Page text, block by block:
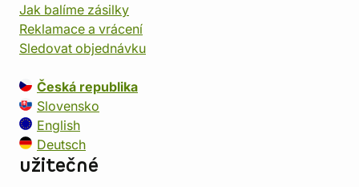
Jak balíme zásilky
Reklamace a vrácení
Sledovat objednávku
Česká republika
Slovensko
English
Deutsch
užitečné